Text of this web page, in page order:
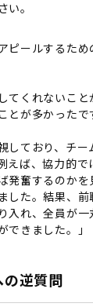
。
ピールするため
てくれないこ
が多かったで
しており、チ
えば、協力的
発奮するのかを
した。結果、
入れ、全員が一
できました。」
逆質問